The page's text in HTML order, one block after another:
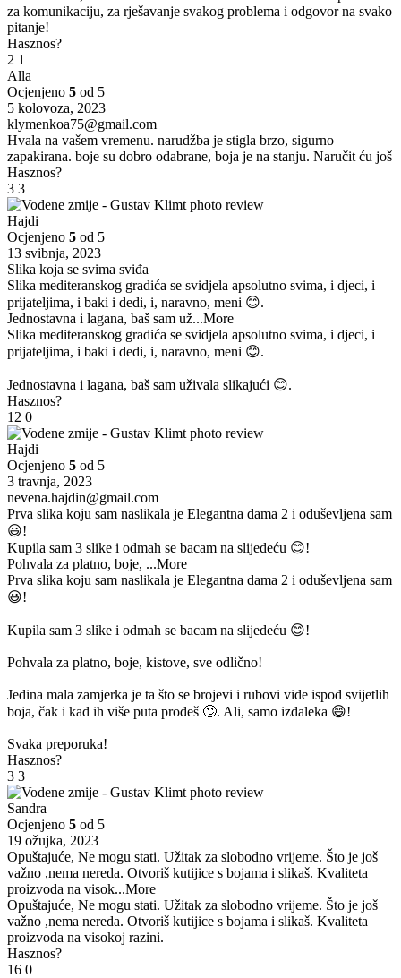
za komunikaciju, za rješavanje svakog problema i odgovor na svako
pitanje!
Hasznos?
2 1
Alla
Ocjenjeno 5 od 5
5 kolovoza, 2023
klymenkoa75@gmail.com
Hvala na vašem vremenu. narudžba je stigla brzo, sigurno
zapakirana. boje su dobro odabrane, boja je na stanju. Naručit ću još
Hasznos?
3 3
Hajdi
Ocjenjeno 5 od 5
13 svibnja, 2023
Slika koja se svima sviđa
Slika mediteranskog gradića se svidjela apsolutno svima, i djeci, i
prijateljima, i baki i dedi, i, naravno, meni 😊.
Jednostavna i lagana, baš sam už...More
Slika mediteranskog gradića se svidjela apsolutno svima, i djeci, i
prijateljima, i baki i dedi, i, naravno, meni 😊.
Jednostavna i lagana, baš sam uživala slikajući 😊.
Hasznos?
12 0
Hajdi
Ocjenjeno 5 od 5
3 travnja, 2023
nevena.hajdin@gmail.com
Prva slika koju sam naslikala je Elegantna dama 2 i oduševljena sam
😃!
Kupila sam 3 slike i odmah se bacam na slijedeću 😊!
Pohvala za platno, boje, ...More
Prva slika koju sam naslikala je Elegantna dama 2 i oduševljena sam
😃!
Kupila sam 3 slike i odmah se bacam na slijedeću 😊!
Pohvala za platno, boje, kistove, sve odlično!
Jedina mala zamjerka je ta što se brojevi i rubovi vide ispod svijetlih
boja, čak i kad ih više puta prođeš 🙄. Ali, samo izdaleka 😄!
Svaka preporuka!
Hasznos?
3 3
Sandra
Ocjenjeno 5 od 5
19 ožujka, 2023
Opuštajuće, Ne mogu stati. Užitak za slobodno vrijeme. Što je još
važno ,nema nereda. Otvoriš kutijice s bojama i slikaš. Kvaliteta
proizvoda na visok...More
Opuštajuće, Ne mogu stati. Užitak za slobodno vrijeme. Što je još
važno ,nema nereda. Otvoriš kutijice s bojama i slikaš. Kvaliteta
proizvoda na visokoj razini.
Hasznos?
16 0